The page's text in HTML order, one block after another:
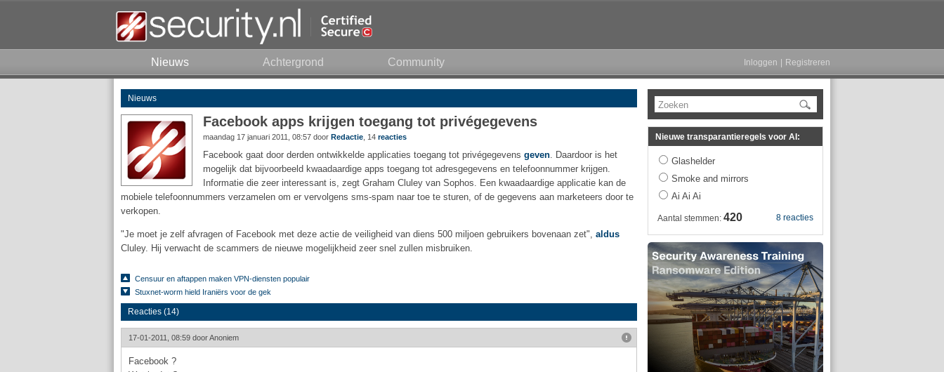
Nieuws Achtergrond Community Inloggen Registreren
Nieuws
Facebook apps krijgen toegang tot privégegevens
maandag 17 januari 2011, 08:57 door Redactie , 14 reacties
Facebook gaat door derden ontwikkelde applicaties toegang tot privégegevens geven. Daardoor is het
mogelijk dat bijvoorbeeld kwaadaardige apps toegang tot adresgegevens en telefoonnummer krijgen.
Informatie die zeer interessant is, zegt Graham Cluley van Sophos. Een kwaadaardige applicatie kan de
mobiele telefoonnummers verzamelen om er vervolgens sms-spam naar toe te sturen, of de gegevens aan marketeers door te
verkopen.
"Je moet je zelf afvragen of Facebook met deze actie de veiligheid van diens 500 miljoen gebruikers bovenaan zet", aldus
Cluley. Hij verwacht de scammers de nieuwe mogelijkheid zeer snel zullen misbruiken.
Censuur en aftappen maken VPN-diensten populair
Stuxnet-worm hield Iraniërs voor de gek
Reacties (14)
17-01-2011, 08:59 doorAnoniem
Facebook ?
Zoeken
Nieuwe transparantieregels voor AI:
Glashelder
Smoke and mirrors
Ai Ai Ai
8 reacties
Aantal stemmen: 420